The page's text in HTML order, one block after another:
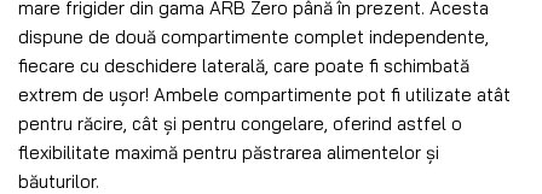
mare frigider din gama ARB Zero până în prezent. Acesta
dispune de două compartimente complet independente,
fiecare cu deschidere laterală, care poate fi schimbată
extrem de ușor! Ambele compartimente pot fi utilizate atât
pentru răcire, cât și pentru congelare, oferind astfel o
flexibilitate maximă pentru păstrarea alimentelor și
băuturilor.